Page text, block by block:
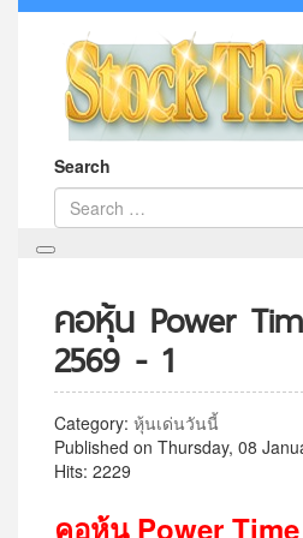
Search
คอหุ้น Power
2569 - 1
Category: หุ้นเด่นวันนี้
Published on Thursday, 08
Hits: 2229
คอหุ้นPower